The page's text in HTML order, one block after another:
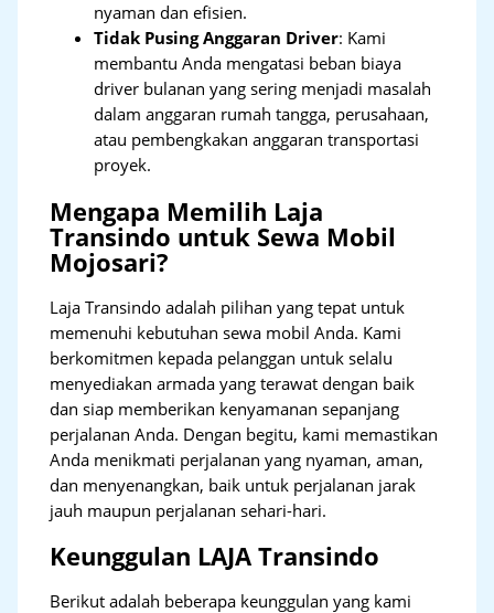
nyaman dan efisien.
Tidak Pusing Anggaran Driver: Kami
membantu Anda mengatasi beban biaya
driver bulanan yang sering menjadi masalah
dalam anggaran rumah tangga, perusahaan,
atau pembengkakan anggaran transportasi
proyek.
Mengapa Memilih Laja
Transindo untuk Sewa Mobil
Mojosari?
Laja Transindo adalah pilihan yang tepat untuk
memenuhi kebutuhan sewa mobil Anda. Kami
berkomitmen kepada pelanggan untuk selalu
menyediakan armada yang terawat dengan baik
dan siap memberikan kenyamanan sepanjang
perjalanan Anda. Dengan begitu, kami memastikan
Anda menikmati perjalanan yang nyaman, aman,
dan menyenangkan, baik untuk perjalanan jarak
jauh maupun perjalanan sehari-hari.
Keunggulan LAJA Transindo
Berikut adalah beberapa keunggulan yang kami